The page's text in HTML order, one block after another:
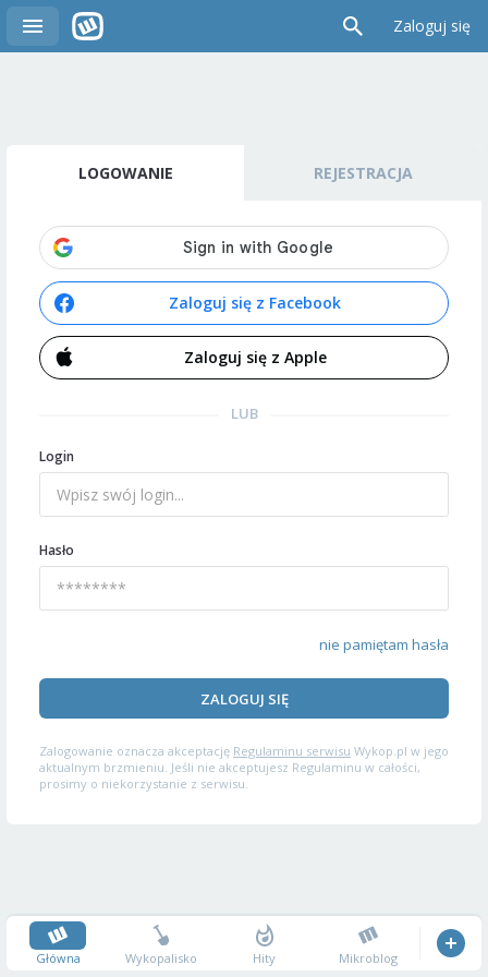
Zaloguj się
LOGOWANIE REJESTRACJA
Zaloguj się z Facebook
Zaloguj się z Apple
LUB
Login
Hasło
nie pamiętam hasła
ZALOGUJ SIĘ
Zalogowanie oznacza akceptację Regulaminu serwisu Wykop.pl w jego
aktualnym brzmieniu. Jeśli nie akceptujesz Regulaminu w całości,
prosimy o niekorzystanie z serwisu.
Główna Wykopalisko Hity Mikroblog